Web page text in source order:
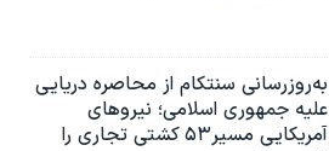
به‌روزرسانی سنتکام از محاصره دریایی
علیه جمهوری اسلامی؛ نیروهای
آمریکایی مسیر۵۳ کشتی تجاری را